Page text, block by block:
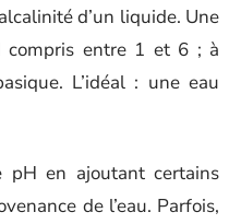
d’un liquide. Une
compris entre 1 et 6 ; à
L’idéal : une eau
pH en ajoutant certains
de l’eau. Parfois,